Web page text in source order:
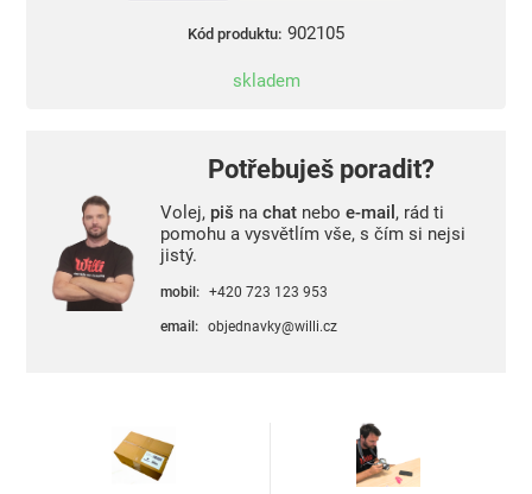
Kód produktu: 902105
skladem
Potřebuješ poradit?
Volej, piš na chatnebo e-mail , rád ti
pomohu a vysvětlím vše, s čím si nejsi
jistý.
mobil: +420 723 123 953
email: objednavky@willi.cz